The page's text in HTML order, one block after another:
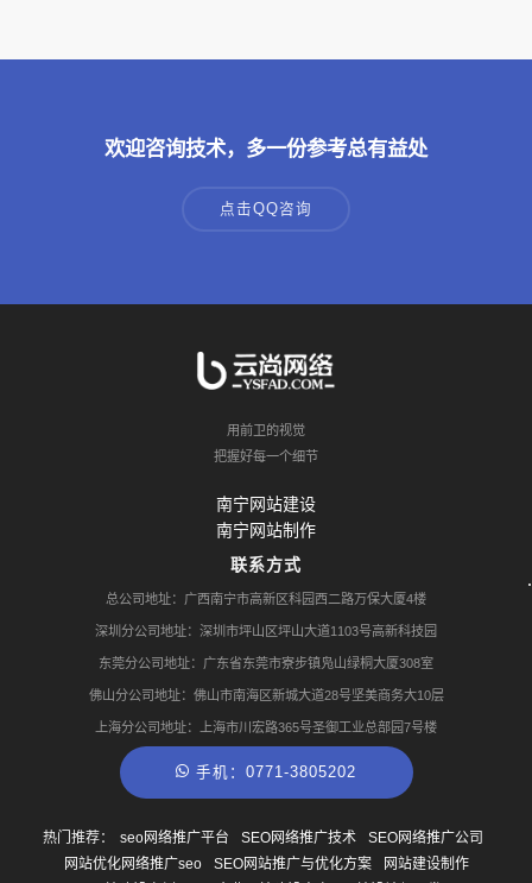
欢迎咨询技术，多一份参考总有益处
点击QQ咨询
用前卫的视觉
把握好每一个细节
南宁网站建设
南宁网站制作
联系方式
总公司地址：广西南宁市高新区科园西二路万保大厦4楼
深圳分公司地址：深圳市坪山区坪山大道1103号高新科技园
东莞分公司地址：广东省东莞市寮步镇凫山绿桐大厦308室
佛山分公司地址：佛山市南海区新城大道28号坚美商务大10层
上海分公司地址：上海市川宏路365号圣御工业总部园7号楼
手机：0771-3805202
热门推荐： seo网络推广平台 SEO网络推广技术
SEO网络推广公司
网站优化网络推广seo
SEO网站推广与优化方案
网站建设制作